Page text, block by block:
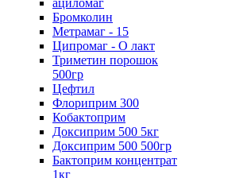
ациломаг
Бромколин
Метрамаг - 15
Ципромаг - О лакт
Триметин порошок
500гр
Цефтил
Флориприм 300
Кобактоприм
Доксиприм 500 5кг
Доксиприм 500 500гр
Бактоприм концентрат
1кг